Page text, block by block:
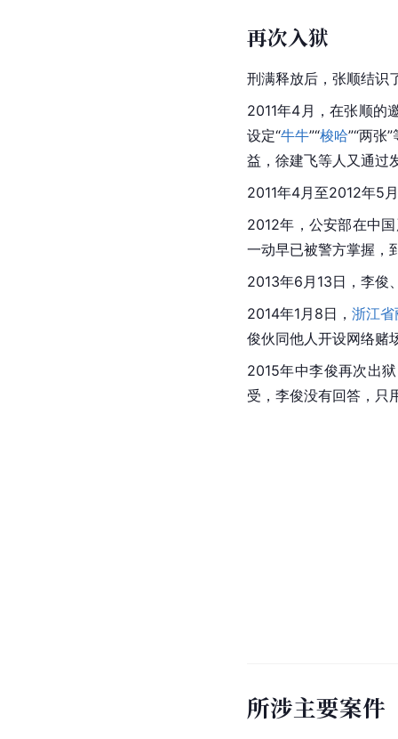
再次入狱
刑满释放后， 张顺结识
2011年4月，在张顺的
设定“牛牛”“梭哈”“两张
益，徐建飞等人又通过
2011年4月至2012年5
2012年，公安部在中
一动早已被警方掌握，
2013年6月13日，李俊
2014年1月8日，浙江
俊伙同他人开设网络赌
2015年中李俊再次出
受，李俊没有回答，只
所涉主要案件